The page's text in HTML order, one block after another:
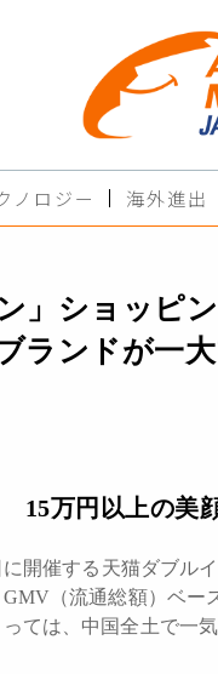
ノロジー 海外進出
」ショッピ
ランドが一
15万円以上の美
開催する天猫ダブル
（流通総額）ベ
ては、中国全土で一